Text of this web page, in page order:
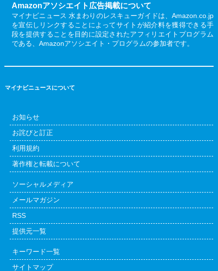
Amazonアソシエイト広告掲載について
マイナビニュース 水まわりのレスキューガイドは、Amazon.co.jp
を宣伝しリンクすることによってサイトが紹介料を獲得できる手
段を提供することを目的に設定されたアフィリエイトプログラム
である、Amazonアソシエイト・プログラムの参加者です。
マイナビニュースについて
お知らせ
お詫びと訂正
利用規約
著作権と転載について
ソーシャルメディア
メールマガジン
RSS
提供元一覧
キーワード一覧
サイトマップ